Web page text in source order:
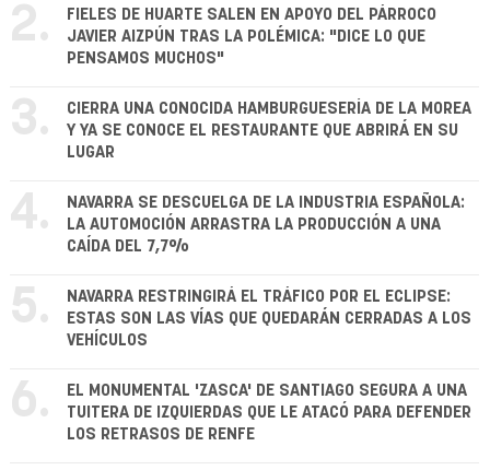
2.
FIELES DE HUARTE SALEN EN APOYO DEL PÁRROCO
JAVIER AIZPÚN TRAS LA POLÉMICA: "DICE LO QUE
PENSAMOS MUCHOS"
3.
CIERRA UNA CONOCIDA HAMBURGUESERÍA DE LA MOREA
Y YA SE CONOCE EL RESTAURANTE QUE ABRIRÁ EN SU
LUGAR
4.
NAVARRA SE DESCUELGA DE LA INDUSTRIA ESPAÑOLA:
LA AUTOMOCIÓN ARRASTRA LA PRODUCCIÓN A UNA
CAÍDA DEL 7,7%
5.
NAVARRA RESTRINGIRÁ EL TRÁFICO POR EL ECLIPSE:
ESTAS SON LAS VÍAS QUE QUEDARÁN CERRADAS A LOS
VEHÍCULOS
6.
EL MONUMENTAL 'ZASCA' DE SANTIAGO SEGURA A UNA
TUITERA DE IZQUIERDAS QUE LE ATACÓ PARA DEFENDER
LOS RETRASOS DE RENFE